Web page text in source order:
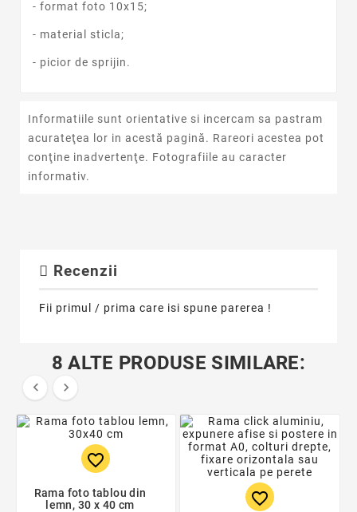
- format foto 10x15;
- material sticla;
- picior de sprijin.
Informatiile sunt orientative si incercam sa pastram
acurateţea lor in acestă pagină. Rareori acestea pot
conţine inadvertenţe. Fotografiile au caracter
informativ.
Recenzii
Fii primul / prima care isi spune parerea !
8 ALTE PRODUSE SIMILARE:
 
favorite_border
Rama foto tablou din
lemn, 30 x 40 cm
favorite_border